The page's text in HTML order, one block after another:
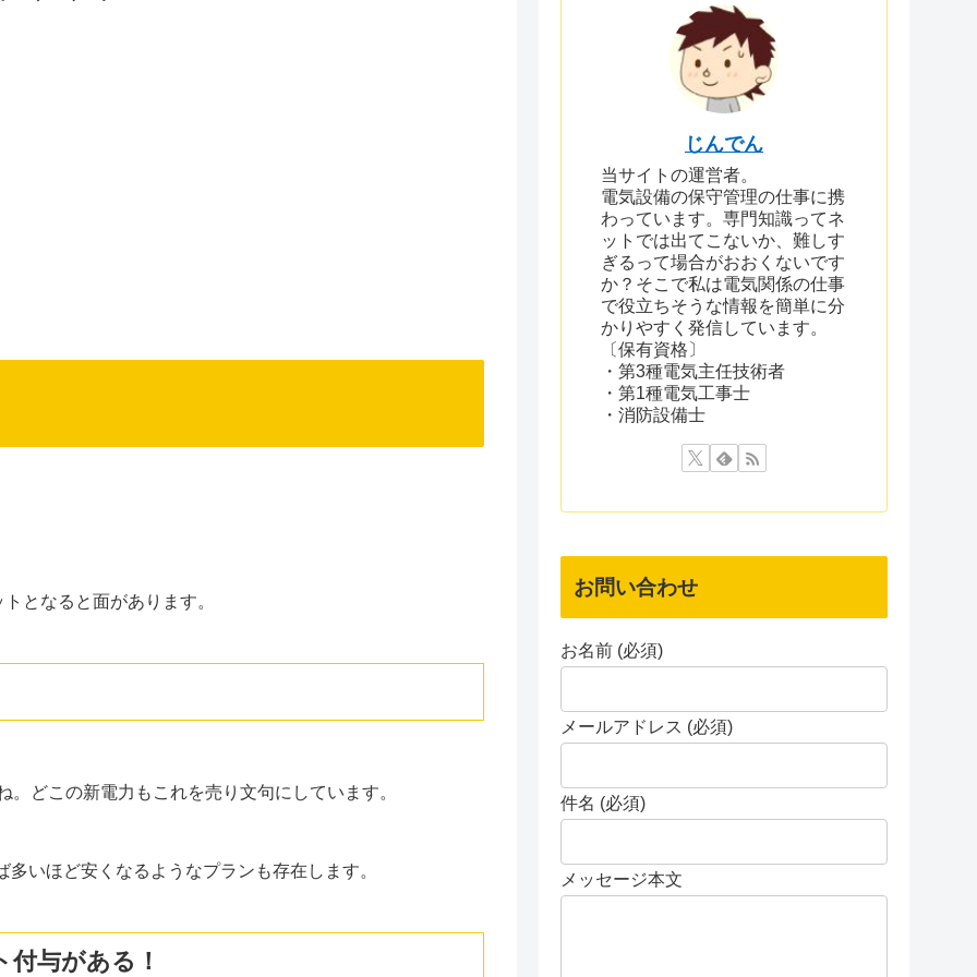
となると面があります。
。どこの新電力もこれを売り文句にしています。
いほど安くなるようなプランも存在します。
与がある！
じんでん
当サイトの運営者。
電気設備の保守管理の仕事に携
わっています。専門知識ってネ
ットでは出てこないか、難しす
ぎるって場合がおおくないです
か？そこで私は電気関係の仕事
で役立ちそうな情報を簡単に分
かりやすく発信しています。
〔保有資格〕
・第3種電気主任技術者
・第1種電気工事士
・消防設備士
お問い合わせ
お名前 (必須)
メールアドレス (必須)
件名 (必須)
メッセージ本文